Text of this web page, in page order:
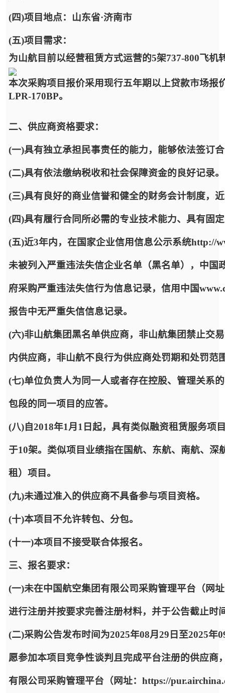
(四)项目地点：山东省·济南市
(五)项目需求：
为山航目前以经营租赁方式运营的5架737-800飞
本次采购项目报价采用现行五年期以上贷款市场报
LPR-170BP。
二、供应商资格要求：
(一)具有独立承担民事责任的能力，能够依法签订
(二)具有依法缴纳税收和社会保障资金的良好记录。
(三)具有良好的商业信誉和健全的财务会计制度，
(四)具有履行合同所必需的专业技术能力、具有固
(五)近3年内，在国家企业信用信息公示系统http://
未被列入严重违法失信企业名单（黑名单），中国
府采购严重违法失信行为信息记录，信用中国
报告中无严重失信信息记录。
(六)非山航集团黑名单供应商，非山航集团禁止交
内供应商，非山航不良行为供应商处罚期和处罚范
(七)单位负责人为同一人或者存在控股、管理关系
包段的同一项目的应答。
(八)自2018年1月1日起，具有类似融资租赁服务项
于10架。类似项目业绩指在国航、东航、南航、
租）项目。
(九)未通过准入的供应商不具备参与项目资格。
(十)本项目不允许转包、分包。
(十一)本项目不接受联合体报名。
三、报名要求：
(一)未在中国航空集团有限公司采购管理平台（网
进行注册并按要求完善注册材料，并于公告截止时
(二)采购公告发布时间为2025年08月29日至2025
愿参加本项目竞争性谈判且完成平台注册的供应
有限公司采购管理平台（网址：https://